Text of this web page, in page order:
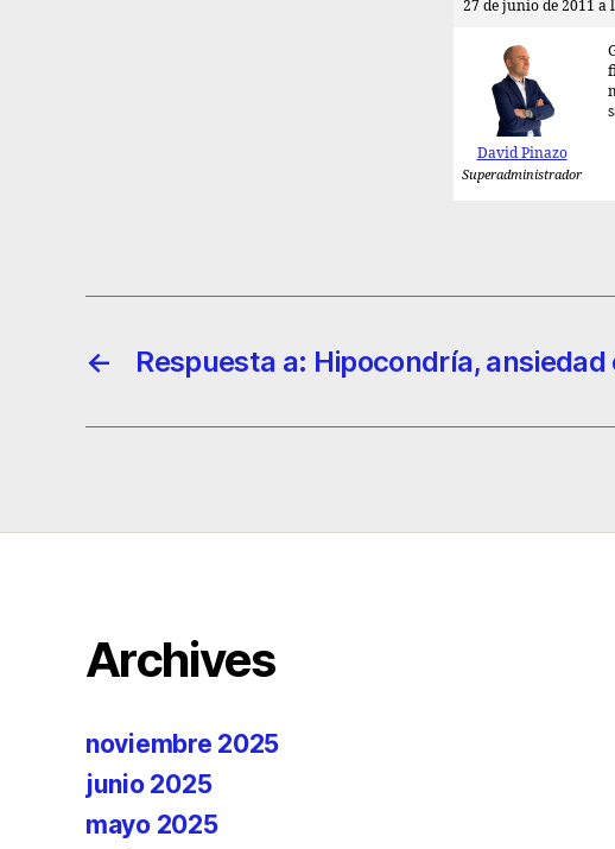
27 de junio de 2011 a
David Pinazo
Superadministrador
← Respuesta a: Hipocondría, ansiedad
Archives
noviembre 2025
junio 2025
mayo 2025